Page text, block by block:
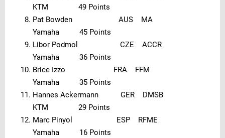
KTM 49 Points
Pat Bowden AUS MA
Yamaha 45 Points
Libor Podmol CZE ACCR
Yamaha 36 Points
Brice Izzo FRA FFM
Yamaha 35 Points
Hannes Ackermann GER DMSB
KTM 29 Points
Marc Pinyol ESP RFME
Yamaha 16 Points